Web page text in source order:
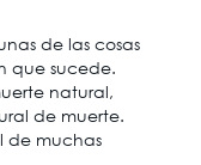
de las cosas
que sucede.
natural,
de muerte.
de muchas